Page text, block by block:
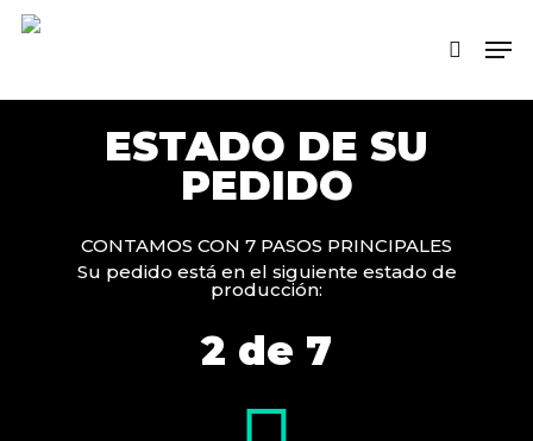
Skip
search
ESTADO DE SU
PEDIDO
CONTAMOS CON 7 PASOS PRINCIPALES
Su pedido está en el siguiente estado de
producción:
2 de 7